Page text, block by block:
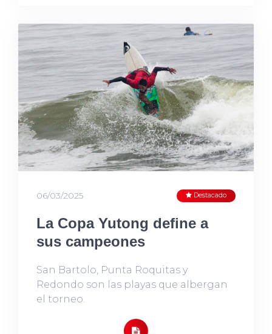
06/03/2025 Destacado
La Copa Yutong define a
sus campeones
San Bartolo, Punta Roquitas y
Redondo son las playas que albergan
el torneo.